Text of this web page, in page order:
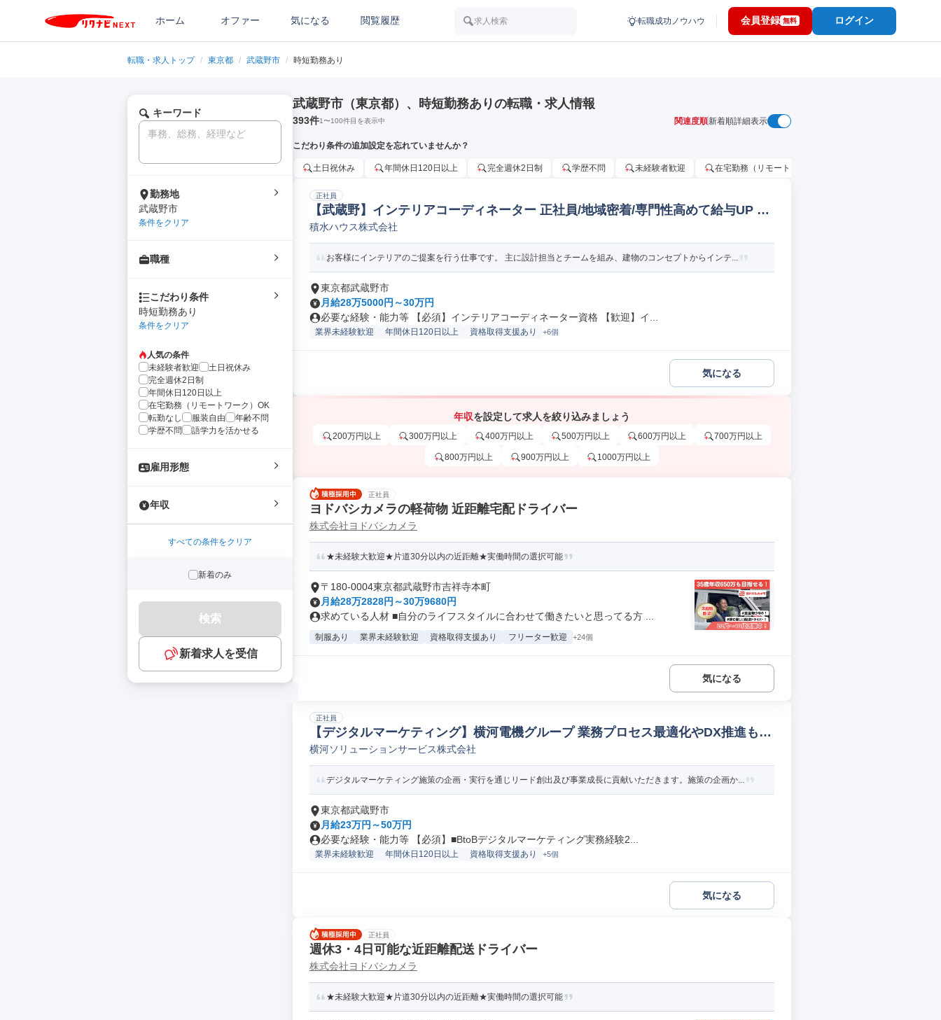
ホーム オファー 気になる 閲覧履歴 求人検索 転職成功ノウハウ 会員登録 無料 ログイン
転職・求人トップ / 東京都 / 武蔵野市 / 時短勤務あり
キーワード
勤務地
武蔵野市
条件をクリア
職種
こだわり条件
時短勤務あり
条件をクリア
人気の条件
未経験者歓迎
土日祝休み
完全週休2日制
年間休日120日以上
在宅勤務（リモートワーク）OK
転勤なし
服装自由
年齢不問
学歴不問
語学力を活かせる
雇用形態
年収
すべての条件をクリア
新着のみ
検索
新着求人を受信
武蔵野市（東京都）、時短勤務ありの転職・求人情報
393件1〜100件目を表示中 関連度順新着順詳細表示
こだわり条件の追加設定を忘れていませんか？
土日祝休み 年間休日120日以上 完全週休2日制 学歴不問 未経験者歓迎 在宅勤務（リモートワーク）OK
正社員
【武蔵野】インテリアコーディネーター 正社員/地域密着/専門性高めて給与UP 建
築内装設計/インテリア
積水ハウス株式会社
お客様にインテリアのご提案を行う仕事です。 主に設計担当とチームを組み、建物のコンセプトからインテ...
東京都武蔵野市
月給28万5000円～30万円
必要な経験・能力等 【必須】インテリアコーディネーター資格 【歓迎】イ...
業界未経験歓迎 年間休日120日以上 資格取得支援あり +6個
気になる
年収を設定して求人を絞り込みましょう
200万円以上 300万円以上 400万円以上 500万円以上 600万円以上 700万円以上
800万円以上 900万円以上 1000万円以上
正社員
ヨドバシカメラの軽荷物 近距離宅配ドライバー
株式会社ヨドバシカメラ
★未経験大歓迎★片道30分以内の近距離★実働時間の選択可能
〒180-0004東京都武蔵野市吉祥寺本町
月給28万2828円～30万9680円
求めている人材 ■自分のライフスタイルに合わせて働きたいと思ってる方 ...
制服あり 業界未経験歓迎 資格取得支援あり フリーター歓迎 +24個
気になる
正社員
【デジタルマーケティング】横河電機グループ 業務プロセス最適化やDX推進も C
RM/MA
横河ソリューションサービス株式会社
デジタルマーケティング施策の企画・実行を通じリード創出及び事業成長に貢献いただきます。施策の企画か...
東京都武蔵野市
月給23万円～50万円
必要な経験・能力等 【必須】■BtoBデジタルマーケティング実務経験2...
業界未経験歓迎 年間休日120日以上 資格取得支援あり +5個
気になる
正社員
週休3・4日可能な近距離配送ドライバー
株式会社ヨドバシカメラ
★未経験大歓迎★片道30分以内の近距離★実働時間の選択可能